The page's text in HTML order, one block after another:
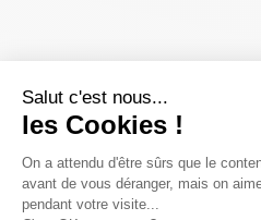
Salut c'est nous...
les Cookies !
On a attendu d'être sûrs que le
avant de vous déranger, mais on
pendant votre visite...